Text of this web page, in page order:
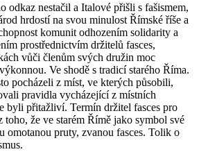
odkaz nestačil a Italové přišli s fašismem,
hrdostí na svou minulost Římské říše a
komunit odhozením solidarity a
prostřednictvím držitelů fasces,
vůči členům svých družin moc
Ve shodě s tradicí starého Říma.
pocházeli z míst, ve kterých působili,
pravidla vycházející z místních
byli přitažliví. Termín držitel fasces pro
že ve starém Římě jako symbol své
omotanou pruty, zvanou fasces. Tolik o